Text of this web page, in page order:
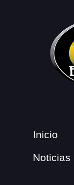
Inicio
Noticias